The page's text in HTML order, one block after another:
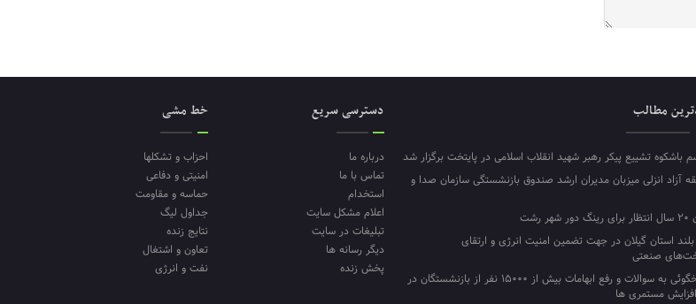
مطالب
باشکوه تشییع پیکر رهبر شهید انقلاب اسلامی در پایتخت برگزار شد
آزاد انزلی میزبان مدیران ارشد صندوق بازنشستگی سازمان صدا و
رشت
استان گیلان در جهت تضمین امنیت انرژی و ارتقای
صنعتی
پاسخگوئی به سوالات و رفع ابهامات بیش از ۱۵۰۰۰ نفر از بازنشستگان در
مستمری ها
دسترسی سریع
درباره ما
تماس با ما
استخدام
اعلام مشکل سایت
تبلیغات در سایت
دیگر رسانه ها
پخش زنده
خط مشی
احزاب و تشکلها
امنیتی و دفاعی
حماسه و مقاومت
جداول لیگ
نتایج زنده
تعاون و اشتغال
نفت و انرژی